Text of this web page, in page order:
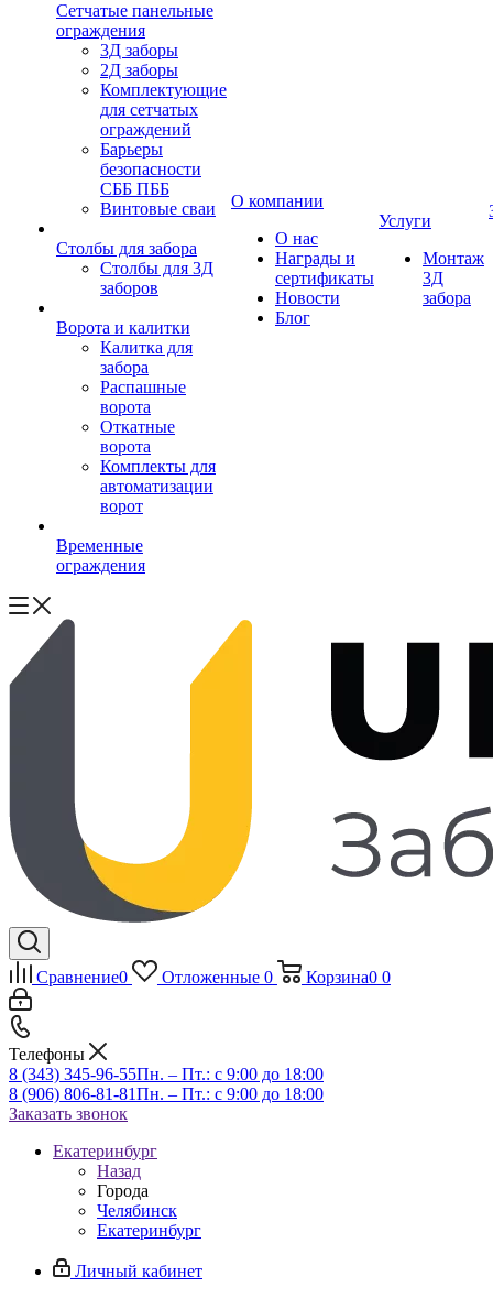
Сетчатые панельные
ограждения
3Д заборы
2Д заборы
Комплектующие
для сетчатых
ограждений
Барьеры
безопасности
СББ ПББ
Винтовые сваи
Столбы для забора
Столбы для 3Д
заборов
Ворота и калитки
Калитка для
забора
Распашные
ворота
Откатные
ворота
Комплекты для
автоматизации
ворот
Временные
ограждения
О компании
О нас
Награды и
сертификаты
Новости
Блог
Услуги
Монтаж
3Д
забора
Сравнение0 Отложенные 0 Корзина0 0
Телефоны
8 (343) 345-96-55Пн. – Пт.: с 9:00 до 18:00
8 (906) 806-81-81Пн. – Пт.: с 9:00 до 18:00
Заказать звонок
Екатеринбург
Назад
Города
Челябинск
Екатеринбург
Личный кабинет